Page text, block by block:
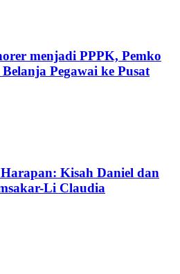
menjadi PPPK, Pemko
Pegawai ke Pusat
Kisah Daniel dan
Li Claudia